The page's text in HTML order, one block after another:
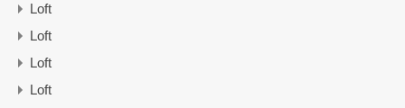
Loft
Loft
Loft
Loft